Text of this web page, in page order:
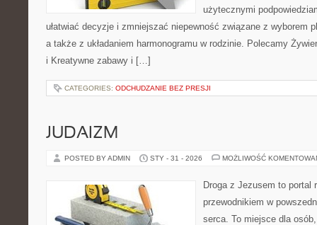
użytecznymi
ułatwiać decyzje i zmniejszać niepewność związane z wyborem
a także z układaniem harmonogramu w rodzinie. Polecamy
i Kreatywne zabawy i […]
CATEGORIES: ODCHUDZANIE BEZ PRESJI
JUDAIZM
POSTED BY ADMIN STY - 31 - 2026 MOŻLIWOŚĆ
Droga z Jezusem to portal
przewodnikiem w
serca. To miejsce dla